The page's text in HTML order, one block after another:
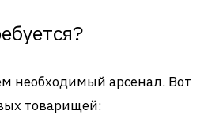
необходимый арсенал. Вот
товарищей: